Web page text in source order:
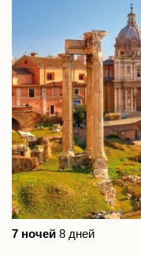
7 ночей 8 дней